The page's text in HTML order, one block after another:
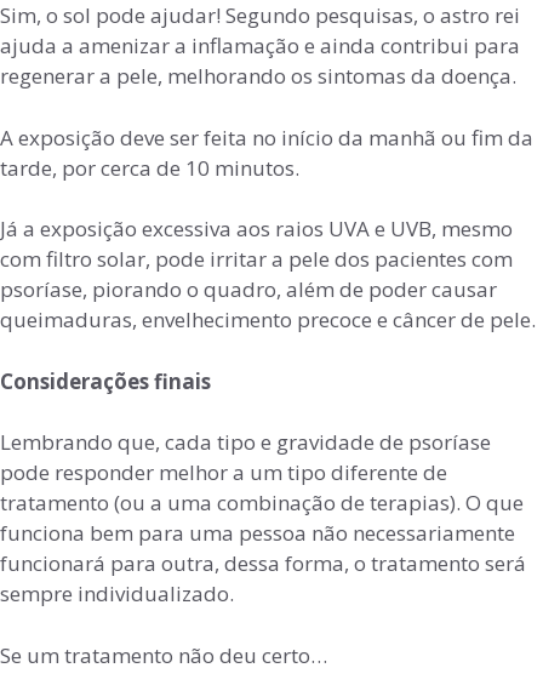
Sim, o sol pode ajudar! Segundo pesquisas, o astro rei
ajuda a amenizar a inflamação e ainda contribui para
regenerar a pele, melhorando os sintomas da doença.
A exposição deve ser feita no início da manhã ou fim da
tarde, por cerca de 10 minutos.
Já a exposição excessiva aos raios UVA e UVB, mesmo
com filtro solar, pode irritar a pele dos pacientes com
psoríase, piorando o quadro, além de poder causar
queimaduras, envelhecimento precoce e câncer de pele.
Considerações finais
Lembrando que, cada tipo e gravidade de psoríase
pode responder melhor a um tipo diferente de
tratamento (ou a uma combinação de terapias). O que
funciona bem para uma pessoa não necessariamente
funcionará para outra, dessa forma, o tratamento será
sempre individualizado.
Se um tratamento não deu certo…